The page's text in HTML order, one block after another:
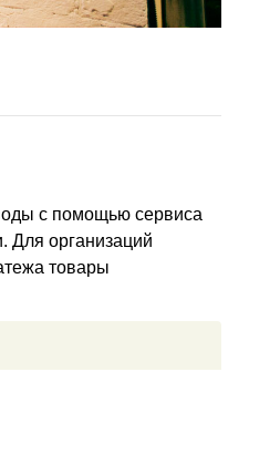
с помощью сервиса
Для организаций
товары